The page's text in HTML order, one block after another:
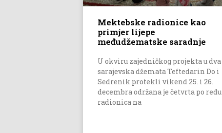
Mektebske radionice kao
primjer lijepe
međudžematske saradnje
U okviru zajedničkog projekta u dva
sarajevska džemata Teftedarin Do i
Sedrenik protekli vikend 25. i 26.
decembra održana je četvrta po redu
radionica na